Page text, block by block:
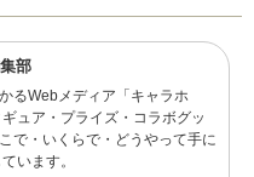
部
るWebメディア「キャラホ
ュア・プライズ・コラボグッ
で・いくらで・どうやって手に
います。